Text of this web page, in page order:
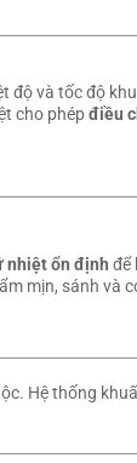
độ và tốc độ
cho phépđiều
nhiệt ổn định để
mịn, sánh và
Hệ thống